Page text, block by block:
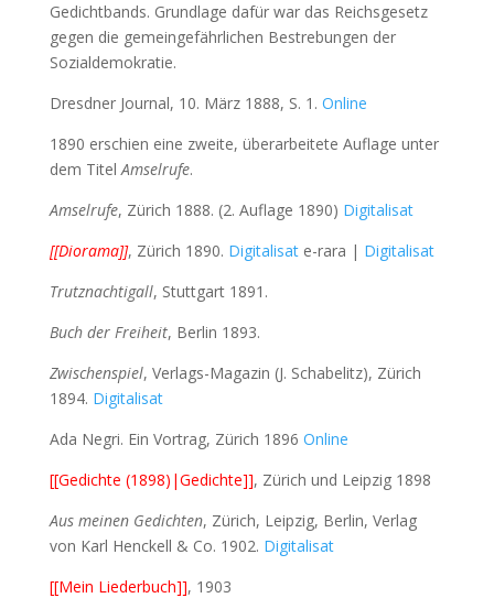
Gedichtbands. Grundlage dafür war das Reichsgesetz
gegen die gemeingefährlichen Bestrebungen der
Sozialdemokratie.
Dresdner Journal, 10. März 1888, S. 1. Online
1890 erschien eine zweite, überarbeitete Auflage unter
dem TitelAmselrufe.
Amselrufe, Zürich 1888. (2. Auflage 1890) Digitalisat
[[Diorama]], Zürich 1890. Digitalisate-rara | Digitalisat
Trutznachtigall, Stuttgart 1891.
Buch der Freiheit, Berlin 1893.
Zwischenspiel, Verlags-Magazin (J. Schabelitz), Zürich
1894. Digitalisat
Ada Negri. Ein Vortrag, Zürich 1896 Online
[[Gedichte (1898)|Gedichte]], Zürich und Leipzig 1898
Aus meinen Gedichten, Zürich, Leipzig, Berlin, Verlag
von Karl Henckell & Co. 1902. Digitalisat
[[Mein Liederbuch]], 1903